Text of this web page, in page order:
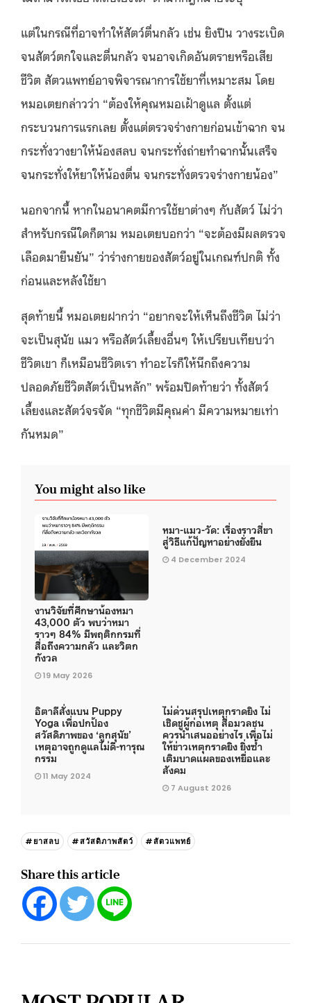
แต่ในกรณีที่อาจทำให้สัตว์ตื่นกลัว เช่น ยิงปืน วางระเบิด
จนสัตว์ตกใจและตื่นกลัว จนอาจเกิดอันตรายหรือเสีย
ชีวิต สัตวแพทย์อาจพิจารณาการใช้ยาที่เหมาะสม โดย
หมอเตยกล่าวว่า “ต้องให้คุณหมอเฝ้าดูแล ตั้งแต่
กระบวนการแรกเลย ตั้งแต่ตรวจร่างกายก่อนเข้าฉาก จน
กระทั่งวางยาให้น้องสลบ จนกระทั่งถ่ายทำฉากนั้นเสร็จ
จนกระทั่งให้ยาให้น้องตื่น จนกระทั่งตรวจร่างกายน้อง”
นอกจากนี้ หากในอนาคตมีการใช้ยาต่างๆ กับสัตว์ ไม่ว่า
สำหรับกรณีใดก็ตาม หมอเตยบอกว่า “จะต้องมีผลตรวจ
เลือดมายืนยัน” ว่าร่างกายของสัตว์อยู่ในเกณฑ์ปกติ ทั้ง
ก่อนและหลังใช้ยา
สุดท้ายนี้ หมอเตยฝากว่า “อยากจะให้เห็นถึงชีวิต ไม่ว่า
จะเป็นสุนัข แมว หรือสัตว์เลี้ยงอื่นๆ ให้เปรียบเทียบว่า
ชีวิตเขา ก็เหมือนชีวิตเรา ทำอะไรก็ให้นึกถึงความ
ปลอดภัยชีวิตสัตว์เป็นหลัก” พร้อมปิดท้ายว่า ทั้งสัตว์
เลี้ยงและสัตว์จรจัด “ทุกชีวิตมีคุณค่า มีความหมายเท่า
กันหมด”
You might also like
งานวิจัยที่ศึกษาน้องหมา
43,000 ตัว พบว่าหมา
ราวๆ 84% มีพฤติกกรมที่
สื่อถึงความกลัว และวิตก
กังวล
19 May 2026
หมา-แมว-วัด: เรื่องราวสี่ขา
สู่วิธีแก้ปัญหาอย่างยั่งยืน
4 December 2024
อิตาลีสั่งแบน Puppy
Yoga เพื่อปกป้อง
สวัสดิภาพของ ‘ลูกสุนัข’
เหตุอาจถูกดูแลไม่ดี-ทารุณ
กรรม
11 May 2024
ไม่ด่วนสรุปเหตุกราดยิง ไม่
เชิดชูผู้ก่อเหตุ สื่อมวลชน
ควรนำเสนออย่างไร เพื่อไม่
ให้ข่าวเหตุกราดยิง ยิ่งซ้ำ
เติมบาดแผลของเหยื่อและ
สังคม
7 August 2026
#ยาสลบ #สวัสดิภาพสัตว์ #สัตวแพทย์
Share this article